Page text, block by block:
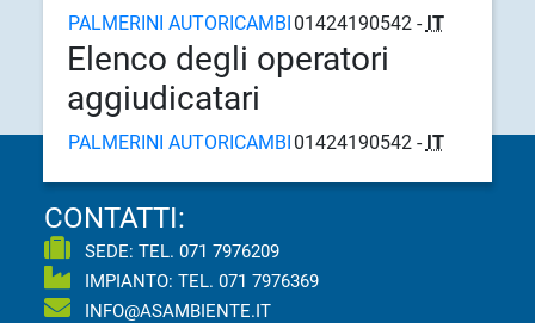
PALMERINI AUTORICAMBI 01424190542 - IT
Elenco degli operatori
aggiudicatari
PALMERINI AUTORICAMBI 01424190542 - IT
CONTATTI:
SEDE: TEL.071 7976209
IMPIANTO: TEL.071 7976369
INFO@ASAMBIENTE.IT